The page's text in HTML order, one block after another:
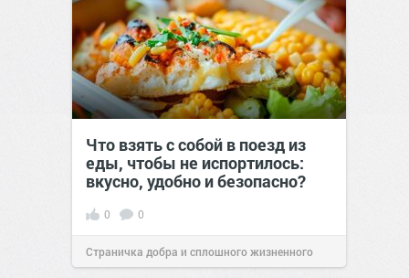
Что взять с собой в поезд из
еды, чтобы не испортилось:
вкусно, удобно и безопасно?
0 0
Страничка добра и сплошного жизненного